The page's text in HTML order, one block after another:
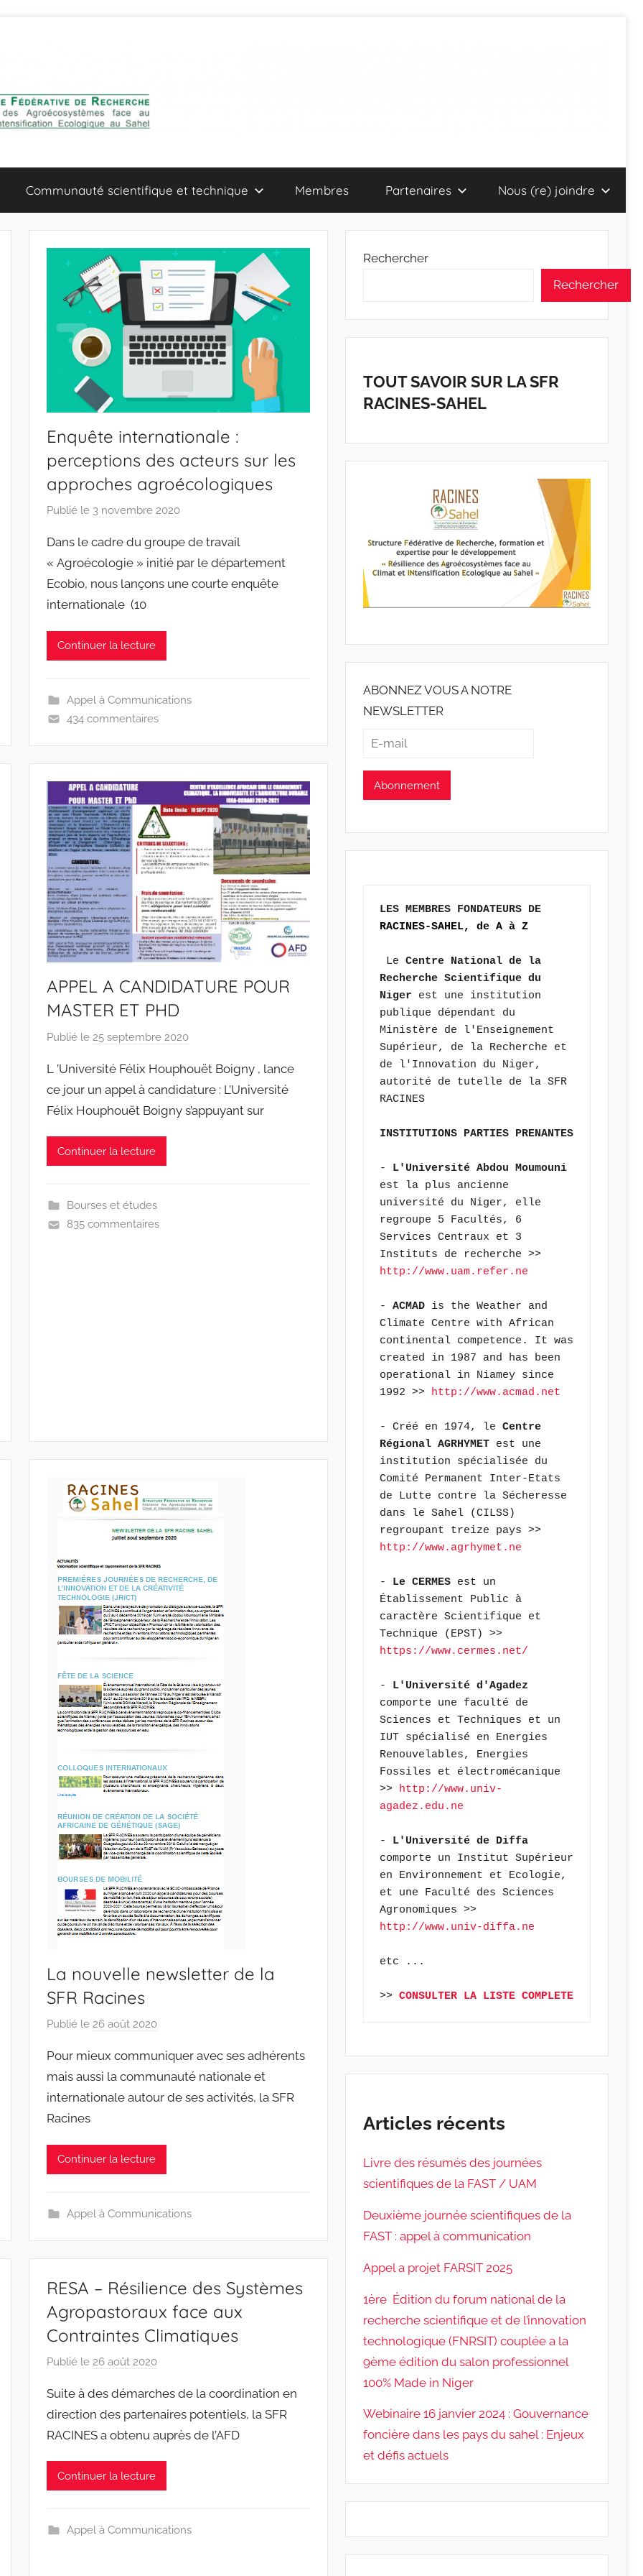
Communauté scientifique et technique Membres Partenaires Nous (re) joindre
Enquête internationale :
perceptions des acteurs sur les
approches agroécologiques
Publié le 3 novembre 2020
r
r
a
-
Dans le cadre du groupe de travail
« Agroécologie » initié par le département
Ecobio, nous lançons une courte enquête
internationale (10
Continuer la lecture
Appel à Communications
434 commentaires
APPEL A CANDIDATURE POUR
MASTER ET PHD
Publié le25 septembre 2020
r
r
a
L ’Université Félix Houphouët Boigny , lance
ce jour un appel à candidature : L’Université
Félix Houphouët Boigny s’appuyant sur
Continuer la lecture
Bourses et études
835 commentaires
La nouvelle newsletter de la
SFR Racines
Publié le26 août 2020
r
r
a
e
-
Pour mieux communiquer avec ses adhérents
mais aussi la communauté nationale et
internationale autour de ses activités, la SFR
Racines
Continuer la lecture
Appel à Communications
RESA – Résilience des Systèmes
Agropastoraux face aux
Contraintes Climatiques
Publié le26 août 2020
r
r
a
n
s
Suite à des démarches de la coordination en
direction des partenaires potentiels, la SFR
RACINES a obtenu auprès de l’AFD
Continuer la lecture
Appel à Communications
Rechercher
Rechercher
TOUT SAVOIR SUR LA SFR
RACINES-SAHEL
ABONNEZ VOUS A NOTRE
NEWSLETTER
RACINES-SAHEL, de A à Z
Le Centre National de la
Recherche Scientifique du
Niger est une institution
publique dépendant du
Ministère de l'Enseignement
Supérieur, de la Recherche et
de l'Innovation du Niger,
autorité de tutelle de la SFR
RACINES
INSTITUTIONS PARTIES PRENANTES
-
est la plus ancienne
université du Niger, elle
regroupe 5 Facultés, 6
Services Centraux et 3
http://www.uam.refer.ne
- ACMAD is the Weather and
Climate Centre with African
continental competence. It was
created in 1987 and has been
operational in Niamey since
1992 >> http://www.acmad.net
- Créé en 1974, le Centre
Régional AGRHYMET est une
institution spécialisée du
Comité Permanent Inter-Etats
de Lutte contre la Sécheresse
dans le Sahel (CILSS)
http://www.agrhymet.ne
- Le CERMES est un
Établissement Public à
caractère Scientifique et
https://www.cermes.net/
- L'Université d'Agadez
comporte une faculté de
Sciences et Techniques et un
IUT spécialisé en Energies
Renouvelables, Energies
Fossiles et électromécanique
>> http://www.univ-
agadez.edu.ne
- L'Université de Diffa
comporte un Institut Supérieur
en Environnement et Ecologie,
et une Faculté des Sciences
http://www.univ-diffa.ne
etc ...
>> CONSULTER LA LISTE COMPLETE
Articles récents
Livre des résumés des journées
scientifiques de la FAST / UAM
Deuxième journée scientifiques de la
FAST : appel à communication
Appel a projet FARSIT 2025
1ère Édition du forum national de la
recherche scientifique et de l’innovation
technologique (FNRSIT) couplée a la
9ème édition du salon professionnel
100% Made in Niger
Webinaire 16 janvier 2024 : Gouvernance
foncière dans les pays du sahel : Enjeux
et défis actuels